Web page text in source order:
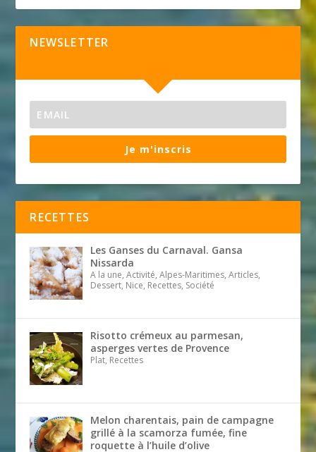
NEWSLETTER
Je m'inscris
RECETTES
Les Ganses du Carnaval. Gansa
Nissarda
A la une, Activité, Alpes-Maritimes, Articles,
Dessert, Nice, Recettes, Société
Risotto crémeux au parmesan,
asperges vertes de Provence
Plat, Recettes
Melon charentais, pain de campagne
grillé à la scamorza fumée, fine
roquette à l’huile d’olive